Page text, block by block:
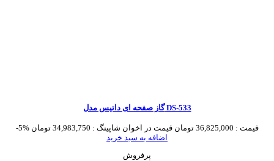
گاز صفحه ای داتیس مدل DS-533
-5% قیمت : 36,825,000 تومان قیمت در اخوان شاپینگ : 34,983,750 تومان
اضافه به سبد خرید
پرفروش